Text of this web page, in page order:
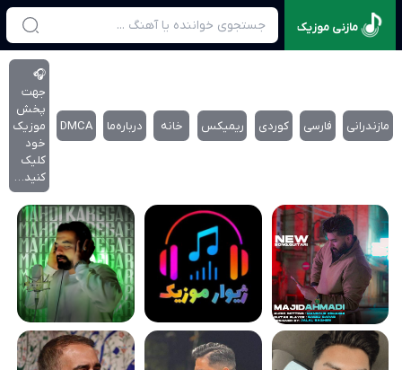
مازنی موزیک
مازندرانی فارسی کوردی ریمیکس خانه درباره‌‌ما DMCA
🎧
جهت
پخش
موزیک
خود
کلیک
کنید…